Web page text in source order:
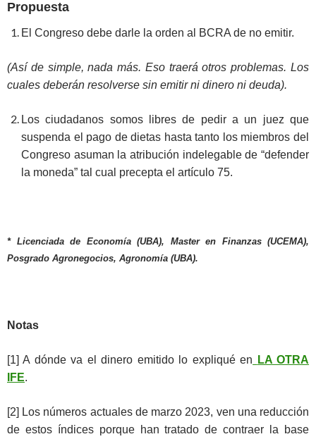
Propuesta
El Congreso debe darle la orden al BCRA de no emitir.
(Así de simple, nada más. Eso traerá otros problemas. Los
cuales deberán resolverse sin emitir ni dinero ni deuda).
Los ciudadanos somos libres de pedir a un juez que
suspenda el pago de dietas hasta tanto los miembros del
Congreso asuman la atribución indelegable de “defender
la moneda” tal cual precepta el artículo 75.
* Licenciada de Economía (UBA), Master en Finanzas (UCEMA),
Posgrado Agronegocios, Agronomía (UBA).
Notas
[1] A dónde va el dinero emitido lo expliqué en
LA OTRA
IFE.
[2] Los números actuales de marzo 2023, ven una reducción
de estos índices porque han tratado de contraer la base